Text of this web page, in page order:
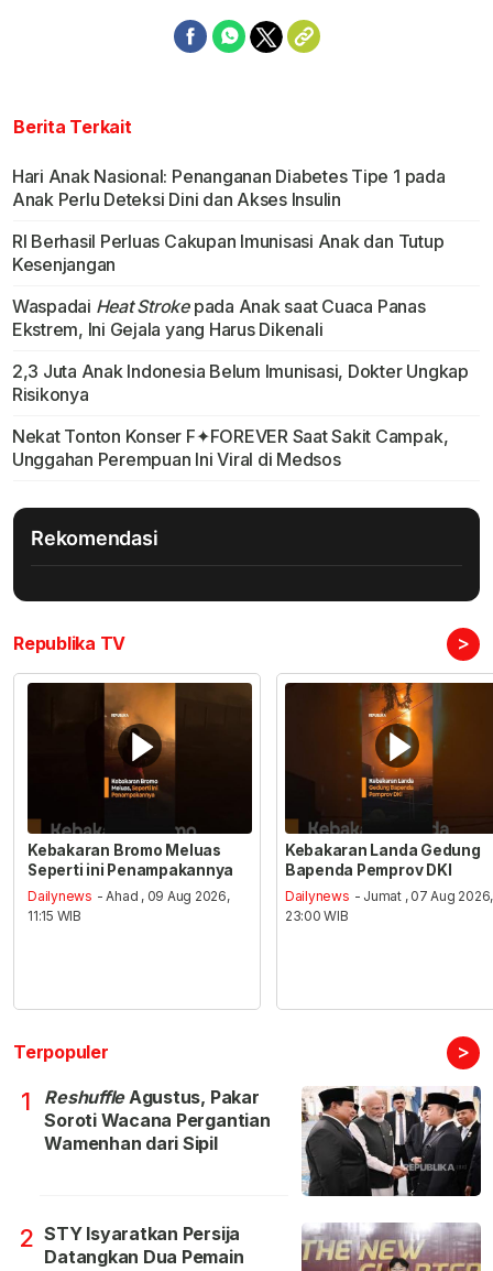
Berita Terkait
Hari Anak Nasional: Penanganan Diabetes Tipe 1 pada
Anak Perlu Deteksi Dini dan Akses Insulin
RI Berhasil Perluas Cakupan Imunisasi Anak dan Tutup
Kesenjangan
Waspadai Heat Strokepada Anak saat Cuaca Panas
Ekstrem, Ini Gejala yang Harus Dikenali
2,3 Juta Anak Indonesia Belum Imunisasi, Dokter Ungkap
Risikonya
Nekat Tonton Konser F✦FOREVER Saat Sakit Campak,
Unggahan Perempuan Ini Viral di Medsos
Rekomendasi
Republika TV >
Kebakaran Bromo Meluas
Seperti ini Penampakannya
Dailynews - Ahad , 09 Aug 2026,
11:15 WIB
Kebakaran Landa Gedung
Bapenda Pemprov DKI
Dailynews - Jumat , 07 Aug 2026,
23:00 WIB
Terpopuler >
1 ReshuffleAgustus, Pakar
Soroti Wacana Pergantian
Wamenhan dari Sipil
2 STY Isyaratkan Persija
Datangkan Dua Pemain